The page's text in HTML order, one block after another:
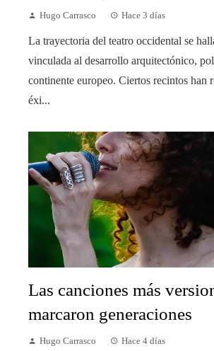
Hugo Carrasco Hace 3 días
La trayectoria del teatro occidental se
vinculada al desarrollo arquitectónico,
continente europeo. Ciertos recintos han
éxi...
Las canciones más
marcaron generaciones
Hugo Carrasco Hace 4 días